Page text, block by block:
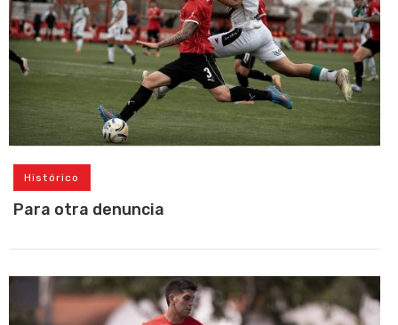
Histórico
Para otra denuncia